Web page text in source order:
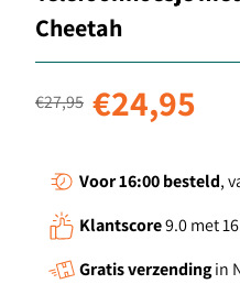
Cheetah
Normale prijs
€27,95
Aanbiedingsprijs
€24,95
Voor 16:00besteld,
Klantscore9.0 met
Gratis verzendingin